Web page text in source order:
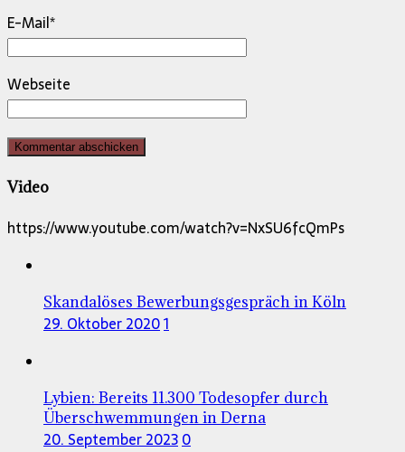
E-Mail*
Webseite
Video
https://www.youtube.com/watch?v=NxSU6fcQmPs
Skandalöses Bewerbungsgespräch in Köln
29. Oktober 20201
Lybien: Bereits 11.300 Todesopfer durch
Überschwemmungen in Derna
20. September 20230